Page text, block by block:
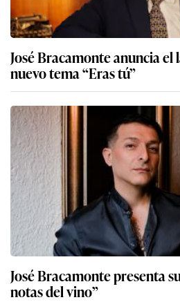
José Bracamonte anuncia el
nuevo tema “Eras tú”
José Bracamonte presenta
notas del vino”